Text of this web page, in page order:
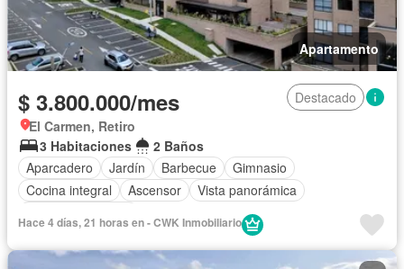
Apartamento
$ 3.800.000/mes
Destacado
El Carmen, Retiro
3 Habitaciones
2 Baños
Aparcadero
Jardín Barbecue
Gimnasio
Cocina integral
Ascensor
Vista panorámica
Hace 4 días, 21 horas en - CWK Inmobiliario